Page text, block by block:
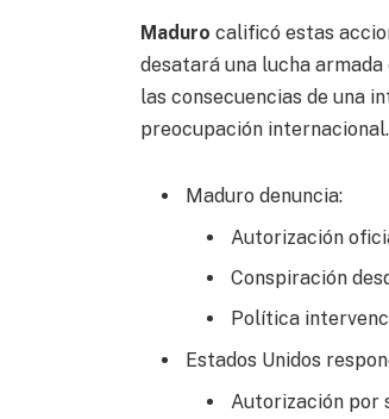
Maduro calificó estas
desatará una lucha armada
las consecuencias de una
preocupación internacional.
Maduro denuncia:
Autorización
Conspiración
Política
Estados Unidos
Autorización por